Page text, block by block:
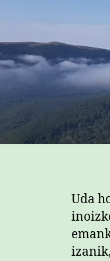
Uda